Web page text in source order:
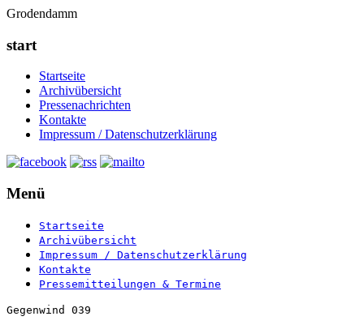
Grodendamm
start
Startseite
Archivübersicht
Pressenachrichten
Kontakte
Impressum / Datenschutzerklärung
Menü
Startseite
Archivübersicht
Impressum / Datenschutzerklärung
Kontakte
Pressemitteilungen & Termine
Gegenwind 039